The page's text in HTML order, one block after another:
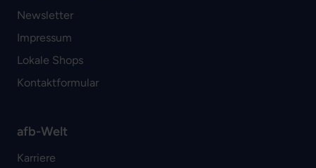
Newsletter
Impressum
Lokale Shops
Kontaktformular
afb-Welt
Karriere